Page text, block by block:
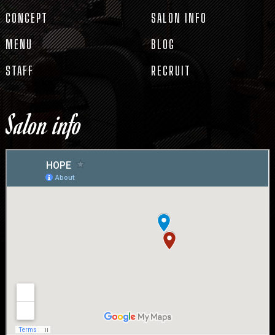
CONCEPT
MENU
STAFF
SALON INFO
BLOG
RECRUIT
Salon info